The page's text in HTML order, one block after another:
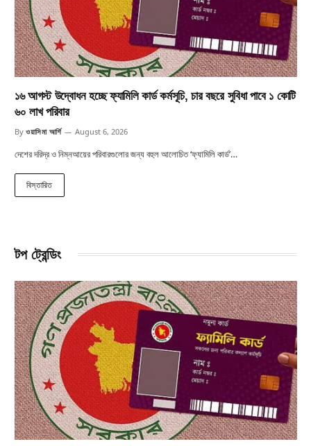
১৬ আগস্ট উদ্বোধন হচ্ছে ফ্যামিলি কার্ড কর্মসূচি, চার বছরে সুবিধা পাবে ১ কোটি
৬০ লাখ পরিবার
By ওয়াসিমা আর্শি August 6, 2026
দেশের দরিদ্র ও নিম্নআয়ের পরিবারগুলোর জন্য বহুল আলোচিত ‘ফ্যামিলি কার্ড’…
বিস্তারিত
টপ ট্রেন্ডিং